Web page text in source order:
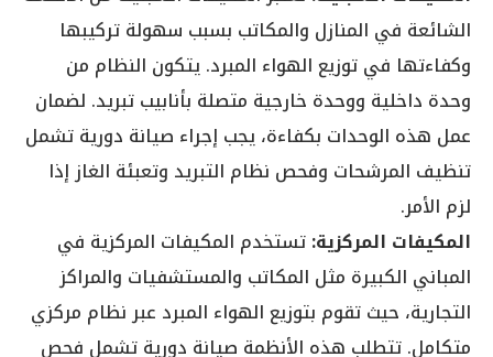
الشائعة في المنازل والمكاتب بسبب سهولة تركيبها
وكفاءتها في توزيع الهواء المبرد. يتكون النظام من
وحدة داخلية ووحدة خارجية متصلة بأنابيب تبريد. لضمان
عمل هذه الوحدات بكفاءة، يجب إجراء صيانة دورية تشمل
تنظيف المرشحات وفحص نظام التبريد وتعبئة الغاز إذا
لزم الأمر.
المكيفات المركزية:تستخدم المكيفات المركزية في
المباني الكبيرة مثل المكاتب والمستشفيات والمراكز
التجارية، حيث تقوم بتوزيع الهواء المبرد عبر نظام مركزي
متكامل. تتطلب هذه الأنظمة صيانة دورية تشمل فحص